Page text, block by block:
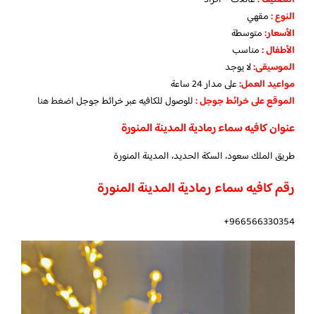
النوع :مقهي
الأسعار:متوسطة
الأطفال:مناسب
الموسيقى:لا يوجد
مواعيد العمل:على مدار 24 ساعة
الموقع على خرائط جوجل:للوصول للكافيه عبر خرائط جوجلاضغط هنا
عنوان كافيه سماء رمادية المدينة المنورة
طريق الملك سعود، السكة الحديد، المدينة المنورة
رقم كافيه سماء رمادية المدينة المنورة
966566330354+